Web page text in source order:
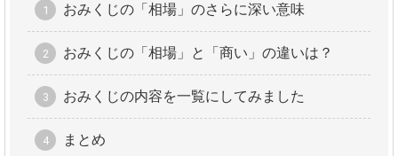
おみくじの「相場」のさらに深い意味
おみくじの「相場」と「商い」の違いは？
おみくじの内容を一覧にしてみました
まとめ